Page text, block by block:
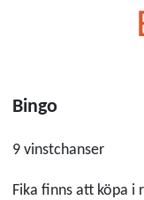
Bingo
9 vinstchanser
Fika finns att köpa i